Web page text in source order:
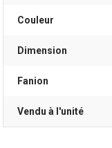
Couleur
Dimension
Fanion
Vendu à l'unité